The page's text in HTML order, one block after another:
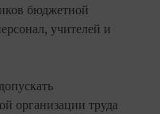
бюджетной
учителей и
организации труда